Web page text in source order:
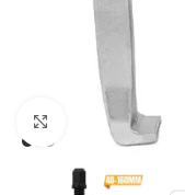
Click to enlarge